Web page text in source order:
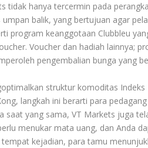
tidak hanya tercermin pada
balik, yang bertujuan agar
program keanggotaan Clubbleu
Voucher dan hadiah lainnya;
pengembalian bunga yang
struktur komoditas Indeks
langkah ini berarti para
saat yang sama, VT Markets juga
menukar mata uang, dan Anda
kejadian, para tamu